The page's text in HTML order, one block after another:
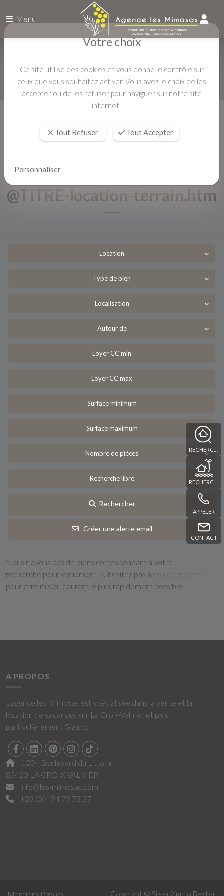
Menu
APPELER
CONTACT
@TITRE-location-terrain.htm
Location
Type de bien
Localisation
Autour de
Nombre de pièces
Rechercher
Créer une alerte email
Nous n'avons pas de biens correspondant à votre
recherche pour le moment. N'hesitez pas à nous contacter
pour être mis au courant le plus rapidement possible.
A PROPOS
L'agence les Mimosas est spécialisée dans la vente et la
location de vacances sur La Croix-Valmer et plus
particulièrement Gigaro.
1334 Boulevard du Littoral
83420 LA CROIX VALMER
info@les-mimosas.com
+33 (0)4 94 79 73 37
Copyright © Silver2immo Bexter
Votre choix
Ce site utilise des cookies et vous donne le contrôle sur
ceux que vous souhaitez activer. Vous avez le choix de les
accepter ou de les refuser pour naviguer sur notre site
internet.
Tout Refuser Tout Accepter
Personnaliser